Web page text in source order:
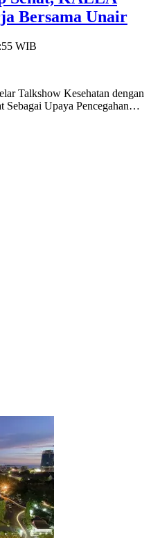
Bersama Unair
WIB
Talkshow Kesehatan dengan
Sebagai Upaya Pencegahan…